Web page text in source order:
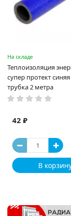
На складе
Теплоизоляция
супер протект
трубка 2 метра
42 ₽
В